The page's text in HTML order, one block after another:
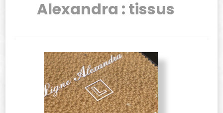
Alexandra : tissus